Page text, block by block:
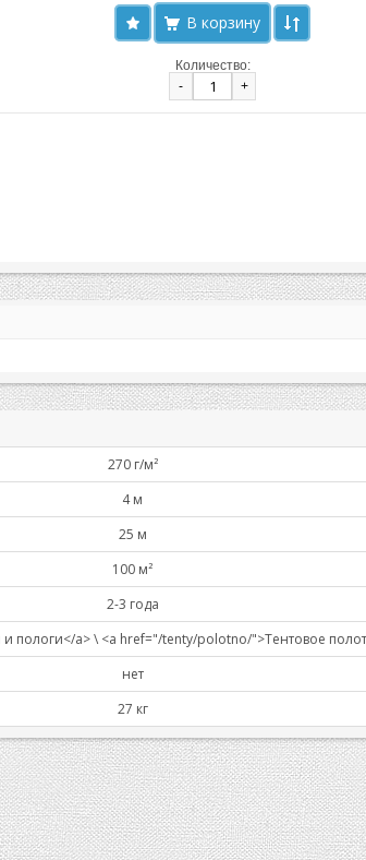
Количество:
-
+
270 г/м²
4 м
25 м
100 м²
2-3 года
пологи</a> \ <a href="/tenty/polotno/">Тентовое
нет
27 кг